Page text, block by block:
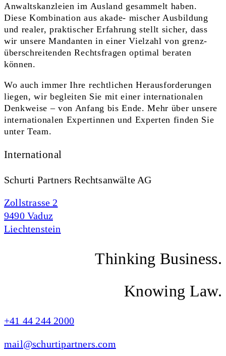
Anwaltskanzleien im Ausland gesammelt haben.
Diese Kombination aus akade- mischer Ausbildung
und realer, praktischer Erfahrung stellt sicher, dass
wir unsere Mandanten in einer Vielzahl von grenz-
überschreitenden Rechtsfragen optimal beraten
können.
Wo auch immer Ihre rechtlichen Herausforderungen
liegen, wir begleiten Sie mit einer internationalen
Denkweise – von Anfang bis Ende. Mehr über unsere
internationalen Expertinnen und Experten finden Sie
unter Team.
International
Schurti Partners Rechtsanwälte AG
Zollstrasse 2
9490 Vaduz
Liechtenstein
Thinking Business.
Knowing Law.
+41 44 244 2000
mail@schurtipartners.com